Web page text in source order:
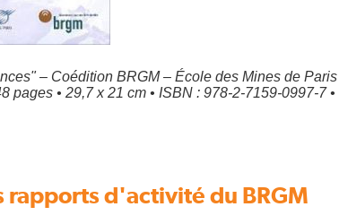
– Coédition BRGM – École des Mines de
pages • 29,7 x 21 cm • ISBN : 978-2-7159-0997-7 •
rapports d'activité du BRGM